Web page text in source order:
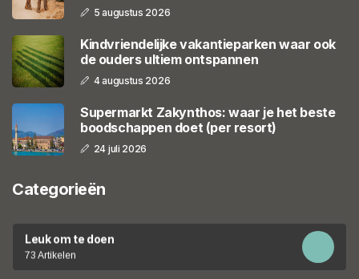
5 augustus 2026
Kindvriendelijke vakantieparken waar ook
de ouders ultiem ontspannen
4 augustus 2026
Supermarkt Zakynthos: waar je het beste
boodschappen doet (per resort)
24 juli 2026
Categorieën
Leuk om te doen
73 Artikelen